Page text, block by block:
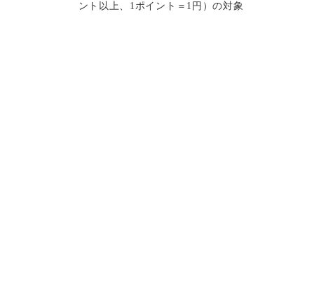
ント以上、1ポイント＝1円）の対象